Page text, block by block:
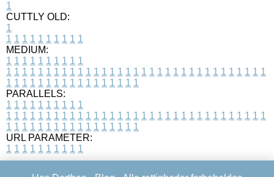
1
CUTTLY OLD:
1
1 1 1 1 1 1 1 1 1 1
MEDIUM:
1 1 1 1 1 1 1 1 1 1
1 1 1 1 1 1 1 1 1 1 1 1 1 1 1 1 1 1 1 1 1 1 1 1 1 1 1 1 1 1 1 1 1
1 1 1 1 1 1 1 1 1 1 1 1 1 1 1 1 1
PARALLELS:
1 1 1 1 1 1 1 1 1 1
1 1 1 1 1 1 1 1 1 1 1 1 1 1 1 1 1 1 1 1 1 1 1 1 1 1 1 1 1 1 1 1 1
1 1 1 1 1 1 1 1 1 1 1 1 1 1 1 1 1
URL PARAMETER:
1 1 1 1 1 1 1 1 1 1